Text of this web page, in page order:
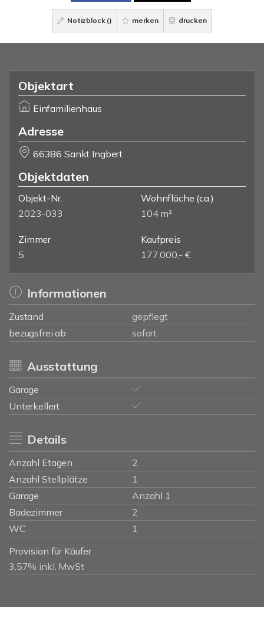
Notizblock () merken drucken
Objektart
Einfamilienhaus
Adresse
66386 Sankt Ingbert
Objektdaten
Objekt-Nr.
2023-033
Wohnfläche (ca.)
104 m²
Zimmer
5
Kaufpreis
177.000,- €
Informationen
Zustand
gepflegt
bezugsfrei ab
sofort
Ausstattung
Garage
Unterkellert
Details
Anzahl Etagen
2
Anzahl Stellplätze
1
Garage
Anzahl 1
Badezimmer
2
WC
1
Provision für Käufer
3,57% inkl. MwSt